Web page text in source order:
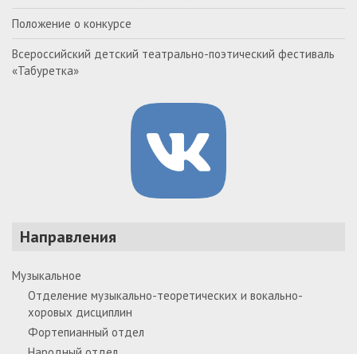
Положение о конкурсе
Всероссийский детский театрально-поэтический фестиваль
«Табуретка»
Направления
Музыкальное
Отделение музыкально-теоретических и вокально-
хоровых дисциплин
Фортепианный отдел